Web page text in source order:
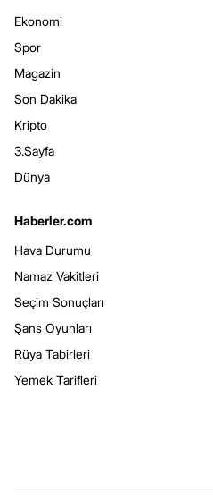
Ekonomi
Spor
Magazin
Son Dakika
Kripto
3.Sayfa
Dünya
Haberler.com
Hava Durumu
Namaz Vakitleri
Seçim Sonuçları
Şans Oyunları
Rüya Tabirleri
Yemek Tarifleri